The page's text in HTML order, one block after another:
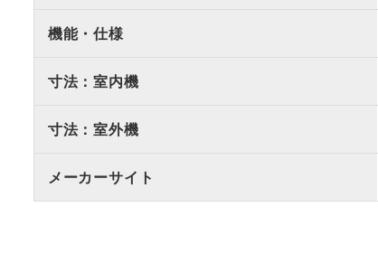
機能・仕様
寸法：室内機
寸法：室外機
メーカーサイト